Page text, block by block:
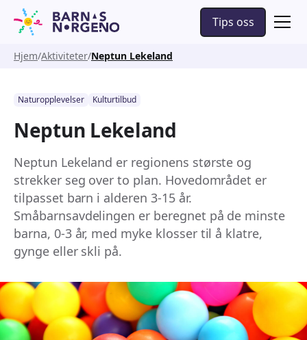
Tips oss
Hjem Aktiviteter Neptun Lekeland
Naturopplevelser Kulturtilbud
Neptun Lekeland
Neptun Lekeland er regionens største og
strekker seg over to plan. Hovedområdet er
tilpasset barn i alderen 3-15 år.
Småbarnsavdelingen er beregnet på de minste
barna, 0-3 år, med myke klosser til å klatre,
gynge eller skli på.